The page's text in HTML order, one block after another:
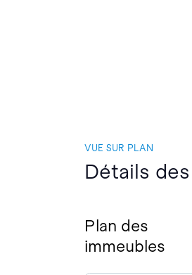
VUE SUR PLAN
Détails
Plan des
immeubles